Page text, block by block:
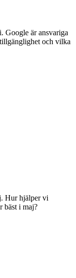
Google är ansvariga
och vilka
Hur hjälper vi
bäst i maj?